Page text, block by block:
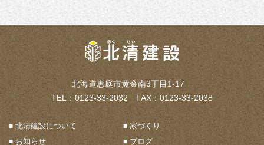
北海道恵庭市黄金南3丁目1-17
TEL：0123-33-2032 FAX：0123-33-2038
北清建設について
家づくり
お知らせ
ブログ